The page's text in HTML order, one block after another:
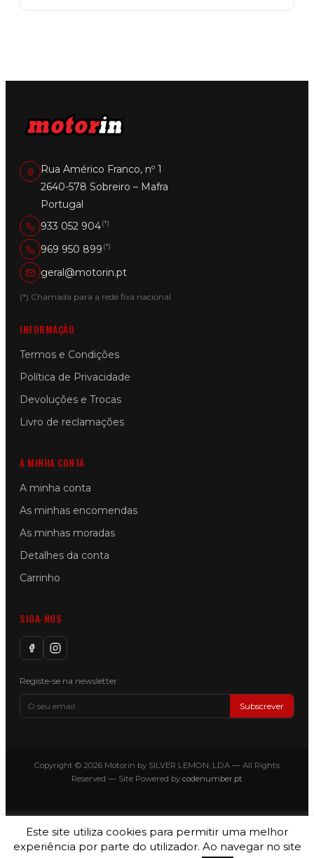
Rua Américo Franco, nº 1
2640-578 Sobreiro – Mafra
Portugal
933 052 904(*)
969 950 899 (*)
geral@motorin.pt
(*) Chamada para a rede fixa nacional
INFORMAÇÃO
Termos e Condições
Política de Privacidade
Devoluções e Trocas
Livro de reclamações
A MINHA CONTA
A minha conta
As minhas encomendas
As minhas moradas
Detalhes da conta
Carrinho
SIGA-NOS
Registe-se na newsletter
Subscrever
Copyright © 2026 Motorin by SILVER LEMON, LDA — All Rights
Reserved — Site Powered by codenumber.pt
Este site utiliza cookies para permitir uma melhor
experiência por parte do utilizador. Ao navegar no site